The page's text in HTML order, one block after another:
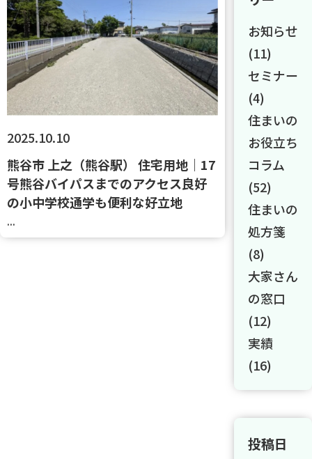
2025.10.10
熊谷市 上之（熊谷駅） 住宅用地｜17
号熊谷バイパスまでのアクセス良好
の小中学校通学も便利な好立地
...
お知らせ
(11)
セミナー
(4)
住まいの
お役立ち
コラム
(52)
住まいの
処方箋
(8)
大家さん
の窓口
(12)
実績
(16)
投稿日